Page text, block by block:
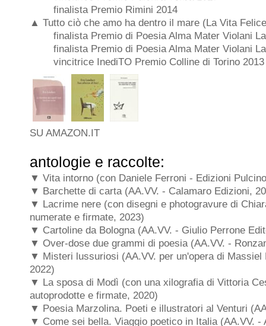
finalista Premio Rimini 2014
▲ Tutto ciò che amo ha dentro il mare (La Vita
finalista Premio di Poesia Alma Mater Violani
finalista Premio di Poesia Alma Mater Violani
vincitrice InediTO Premio Colline di Torino 2013
SU AMAZON.IT
antologie e raccolte:
▼ Vita intorno (con Daniele Ferroni - Edizioni
▼ Barchette di carta (AA.VV. - Calamaro Edizioni,
▼ Lacrime nere (con disegni e photogravure di
numerate e firmate, 2023)
▼ Cartoline da Bologna (AA.VV. - Giulio Perrone
▼ Over-dose due grammi di poesia (AA.VV. -
▼ Misteri lussuriosi (AA.VV. per un'opera di Massiel
2022)
▼ La sposa di Modì (con una xilografia di Vittoria
autoprodotte e firmate, 2020)
▼ Poesia Marzolina. Poeti e illustratori al Venturi
▼ Come sei bella. Viaggio poetico in Italia (AA.VV. -